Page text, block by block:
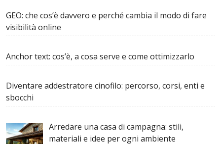
GEO: che cos’è davvero e perché cambia il modo di fare
visibilità online
Anchor text: cos’è, a cosa serve e come ottimizzarlo
Diventare addestratore cinofilo: percorso, corsi, enti e
sbocchi
Arredare una casa di campagna: stili,
materiali e idee per ogni ambiente